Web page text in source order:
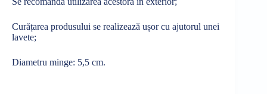
Curățarea produsului se realizează ușor cu ajutorul unei
lavete;
Diametru minge: 5,5 cm.